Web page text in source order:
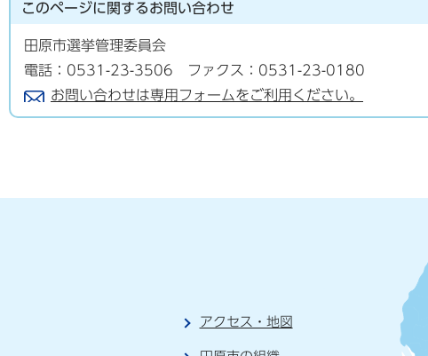
このページに関するお問い合わせ
田原市選挙管理委員会
電話：0531-23-3506 ファクス：0531-23-0180
お問い合わせは専用フォームをご利用ください。
アクセス・地図